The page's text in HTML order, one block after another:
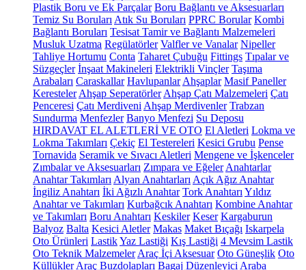
Plastik Boru ve Ek Parçalar Boru Bağlantı ve Aksesuarları
Temiz Su Boruları Atık Su Boruları PPRC Borular Kombi
Bağlantı Boruları Tesisat Tamir ve Bağlantı Malzemeleri
Musluk Uzatma Regülatörler Valfler ve Vanalar Nipeller
Tahliye Hortumu Conta Taharet Çubuğu Fittings Tıpalar ve
Süzgeçler İnşaat Makineleri Elektrikli Vinçler Taşıma
Arabaları Caraskallar Havlupanlar Ahşaplar Masif Paneller
Keresteler Ahşap Seperatörler Ahşap Çatı Malzemeleri Çatı
Penceresi Çatı Merdiveni Ahşap Merdivenler Trabzan
Sundurma Menfezler Banyo Menfezi Su Deposu
HIRDAVAT EL ALETLERİ VE OTO El Aletleri Lokma ve
Lokma Takımları Çekiç El Testereleri Kesici Grubu Pense
Tornavida Seramik ve Sıvacı Aletleri Mengene ve İşkenceler
Zımbalar ve Aksesuarları Zımpara ve Eğeler Anahtarlar
Anahtar Takımları Alyan Anahtarları Açık Ağız Anahtar
İngiliz Anahtarı İki Ağızlı Anahtar Tork Anahtarı Yıldız
Anahtar ve Takımları Kurbağcık Anahtarı Kombine Anahtar
ve Takımları Boru Anahtarı Keskiler Keser Kargaburun
Balyoz Balta Kesici Aletler Makas Maket Bıçağı Iskarpela
Oto Ürünleri LastikYaz Lastiği Kış Lastiği 4 Mevsim Lastik
Oto Teknik Malzemeler Araç İçi Aksesuar Oto Güneşlik Oto
Küllükler Araç Buzdolapları Bagaj Düzenleyici Araba